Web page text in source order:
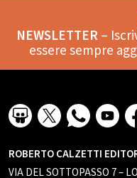
NEWSLETTER–
essere sempre
ROBERTO CALZETTI
VIA DEL SOTTOPASSO 7 –